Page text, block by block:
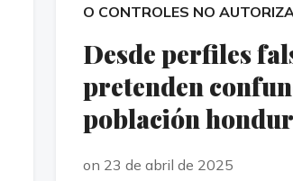
O CONTROLES NO
Desde perfiles
pretenden
población
on 23 de abril de 2025